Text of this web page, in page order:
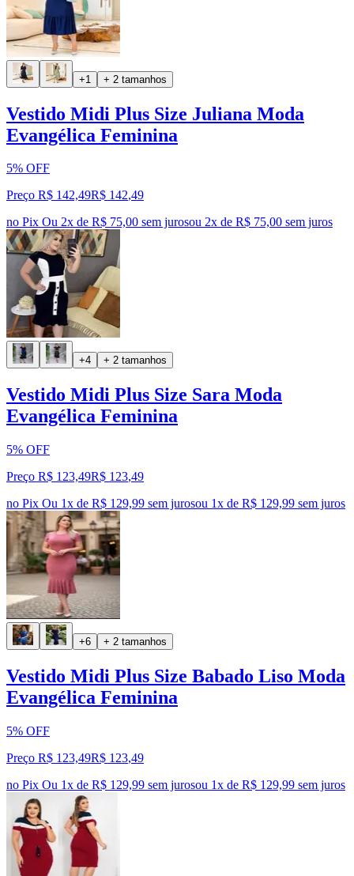
+1 + 2 tamanhos
Vestido Midi Plus Size Juliana Moda
Evangélica Feminina
5% OFF
Preço R$ 142,49R$ 142,49
no Pix Ou 2x de R$ 75,00 sem jurosou 2x de R$ 75,00 sem juros
+4 + 2 tamanhos
Vestido Midi Plus Size Sara Moda
Evangélica Feminina
5% OFF
Preço R$ 123,49R$ 123,49
no Pix Ou 1x de R$ 129,99 sem jurosou 1x de R$ 129,99 sem juros
+6 + 2 tamanhos
Vestido Midi Plus Size Babado Liso Moda
Evangélica Feminina
5% OFF
Preço R$ 123,49R$ 123,49
no Pix Ou 1x de R$ 129,99 sem jurosou 1x de R$ 129,99 sem juros